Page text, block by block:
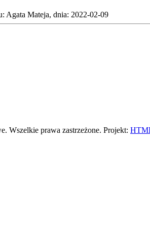
Agata Mateja, dnia: 2022-02-09
Wszelkie prawa zastrzeżone. Projekt: